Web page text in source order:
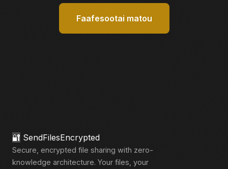
Faafesootai matou
🔐 SendFilesEncrypted
Secure, encrypted file sharing with zero-
knowledge architecture. Your files, your